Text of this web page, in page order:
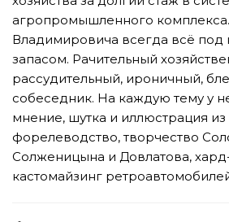
агропромышленного
Владимировича всегда всё под
запасом. Рачительный
рассудительный, ироничный,
собеседник. На каждую тему у
мнение, шутка и иллюстрация
форелеводство, творчество
Солженицына и Довлатова,
кастомайзинг